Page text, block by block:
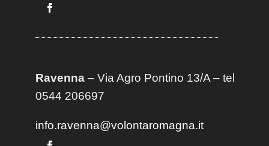
Ravenna– Via Agro Pontino 13/A– tel
0544 206697
info.ravenna@volontaromagna.it